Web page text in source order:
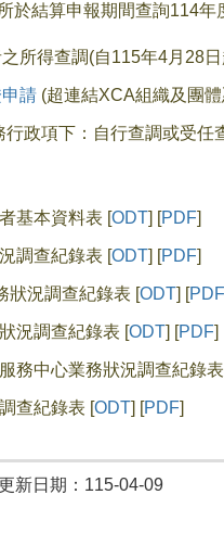
於結算申報期間查詢114年
所得查調(自115年4月28
請(超連結XCA組織及團
政項下：自行查調或受任
基本資料表 [ODT] [PDF]
調查紀錄表 [ODT] [PDF]
狀況調查紀錄表 [ODT] [PDF
況調查紀錄表 [ODT] [PDF]
務中心業務狀況調查紀錄
查紀錄表 [ODT] [PDF]
新日期：115-04-09